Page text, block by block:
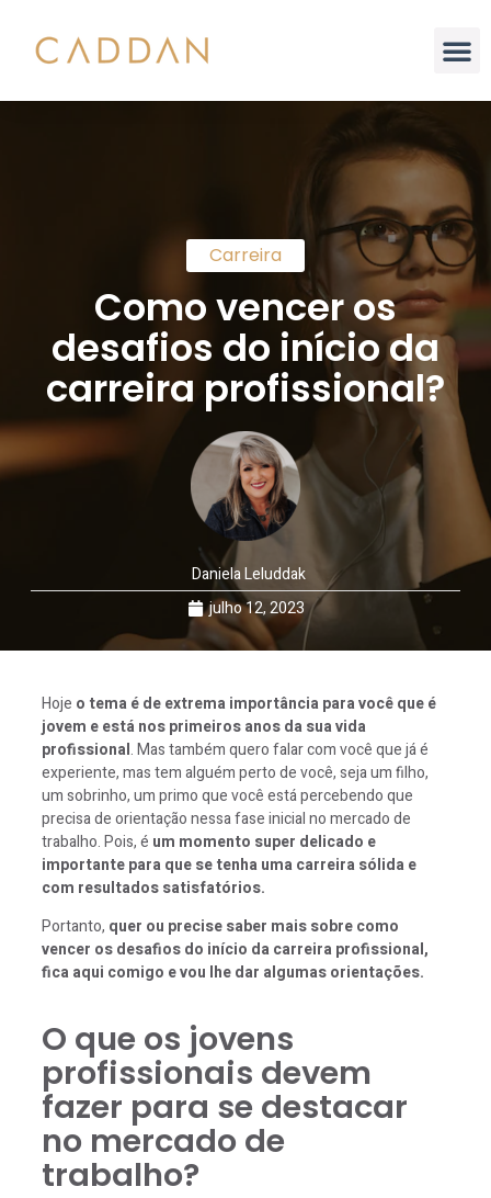
Carreira
Como vencer os
desafios do início da
carreira profissional?
Daniela Leluddak
julho 12, 2023
Hoje o tema é de extrema importância para você que é
jovem e está nos primeiros anos da sua vida
profissional. Mas também quero falar com você que já é
experiente, mas tem alguém perto de você, seja um filho,
um sobrinho, um primo que você está percebendo que
precisa de orientação nessa fase inicial no mercado de
trabalho. Pois, é um momento super delicado e
importante para que se tenha uma carreira sólida e
com resultados satisfatórios.
Portanto, quer ou precise saber mais sobre como
vencer os desafios do início da carreira profissional,
fica aqui comigo e vou lhe dar algumas orientações.
O que os jovens
profissionais devem
fazer para se destacar
no mercado de
trabalho?